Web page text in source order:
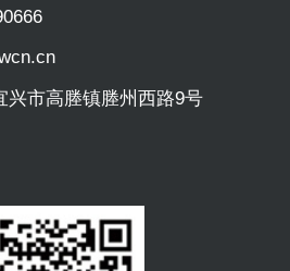
兴市高塍镇塍州西路9号